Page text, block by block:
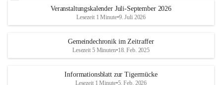
Veranstaltungskalender Juli-September 2026
Lesezeit 1 Minute•9. Juli 2026
Gemeindechronik im Zeitraffer
Lesezeit 5 Minuten•18. Feb. 2025
Informationsblatt zur Tigermücke
Lesezeit 1 Minute•5. Feb. 2026